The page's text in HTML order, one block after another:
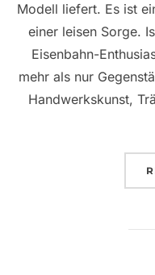
Modell liefert. Es ist
einer leisen Sorge.
Eisenbahn-
mehr als nur
Handwerkskunst,